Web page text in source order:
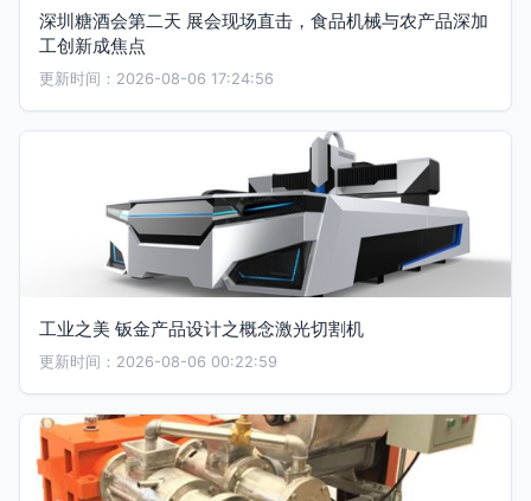
深圳糖酒会第二天 展会现场直击，食品机械与农产品深加
工创新成焦点
更新时间：2026-08-06 17:24:56
工业之美 钣金产品设计之概念激光切割机
更新时间：2026-08-06 00:22:59